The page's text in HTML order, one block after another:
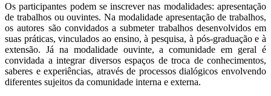
Os participantes podem se inscrever nas modalidades: apresentação
de trabalhos ou ouvintes. Na modalidade apresentação de trabalhos,
os autores são convidados a submeter trabalhos desenvolvidos em
suas práticas, vinculados ao ensino, à pesquisa, à pós-graduação e à
extensão. Já na modalidade ouvinte, a comunidade em geral é
convidada a integrar diversos espaços de troca de conhecimentos,
saberes e experiências, através de processos dialógicos envolvendo
diferentes sujeitos da comunidade interna e externa.